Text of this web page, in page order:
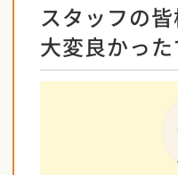
スタッフの
大変良かった